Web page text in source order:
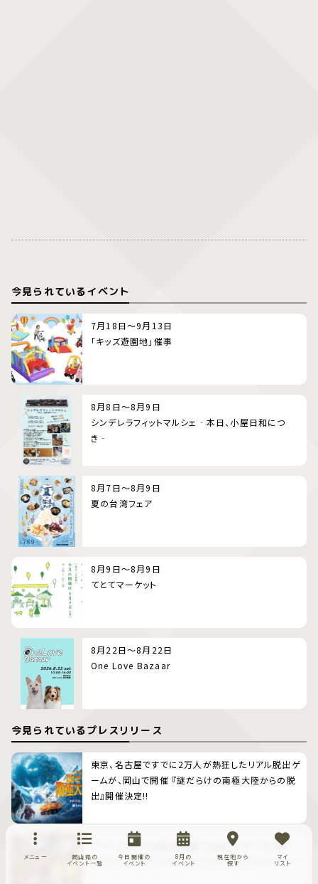
今見られているイベント
7月18日～9月13日
「キッズ遊園地」催事
8月8日～8月9日
シンデレラフィットマルシェ‐本日、小屋日和につ
き‐
8月7日～8月9日
夏の台湾フェア
8月9日～8月9日
てとてマーケット
8月22日～8月22日
One Love Bazaar
今見られているプレスリリース
東京、名古屋ですでに2万人が熱狂したリアル脱出ゲ
ームが、岡山で開催 『謎だらけの南極大陸からの脱
出』開催決定!!
アートスペース油亀 企画展「豆皿だけのうつわ展 ―
小さいけど、すごいやつ。小さいから、すごいやつ。―」
メニュー
岡山県の
イベント一覧
今日開催の
イベント
8月の
イベント
現在地から
探す
マイ
リスト